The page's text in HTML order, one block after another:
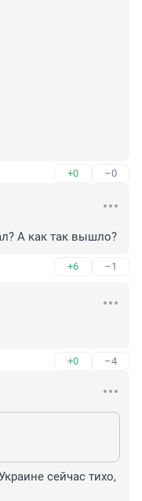
+0 –0
А как так вышло?
+6 –1
+0 –4
сейчас тихо,